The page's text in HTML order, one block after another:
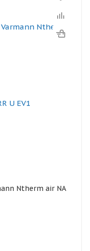
Ntherm air NA